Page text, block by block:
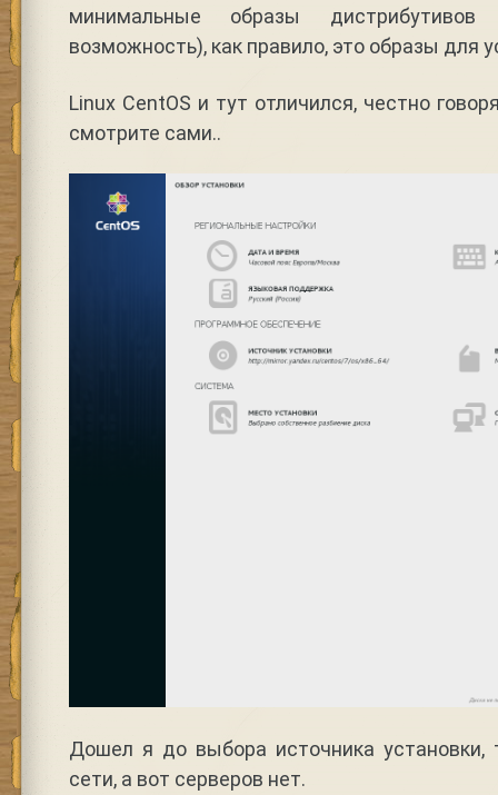
минимальные образы
возможность), как правило, это образы для
Linux CentOS и тут отличился, честно
смотрите сами..
Дошел я до выбора источника установки,
сети, а вот серверов нет.